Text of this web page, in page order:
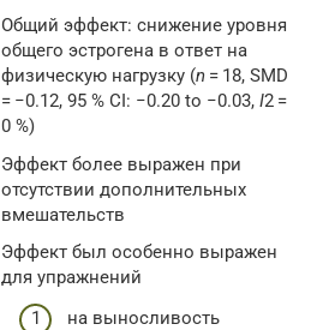
Общий эффект: снижение уровня
общего эстрогена в ответ на
физическую нагрузку (n = 18, SMD
= −0.12, 95 % CI: −0.20 to −0.03, I2 =
0 %)
Эффект более выражен при
отсутствии дополнительных
вмешательств
Эффект был особенно выражен
для упражнений
на выносливость